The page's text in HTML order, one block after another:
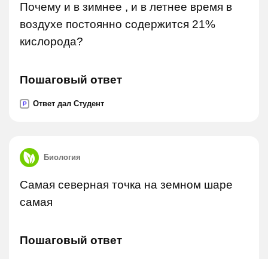
Почему и в зимнее , и в летнее время в
воздухе постоянно содержится 21%
кислорода?
Пошаговый ответ
P Ответ дал Студент
Биология
Самая северная точка на земном шаре
самая
Пошаговый ответ